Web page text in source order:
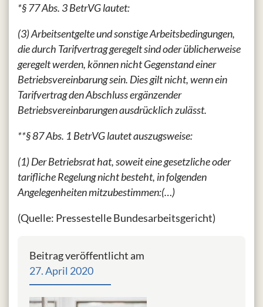
*§ 77 Abs. 3 BetrVG lautet:
(3) Arbeitsentgelte und sonstige Arbeitsbedingungen,
die durch Tarifvertrag geregelt sind oder üblicherweise
geregelt werden, können nicht Gegenstand einer
Betriebsvereinbarung sein. Dies gilt nicht, wenn ein
Tarifvertrag den Abschluss ergänzender
Betriebsvereinbarungen ausdrücklich zulässt.
**§ 87 Abs. 1 BetrVG lautet auszugsweise:
(1) Der Betriebsrat hat, soweit eine gesetzliche oder
tarifliche Regelung nicht besteht, in folgenden
Angelegenheiten mitzubestimmen:(…)
(Quelle: Pressestelle Bundesarbeitsgericht)
Beitrag veröffentlicht am
27. April 2020